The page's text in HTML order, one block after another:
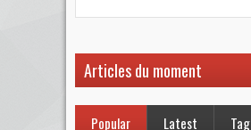
Articles du moment
Popular Latest Tag